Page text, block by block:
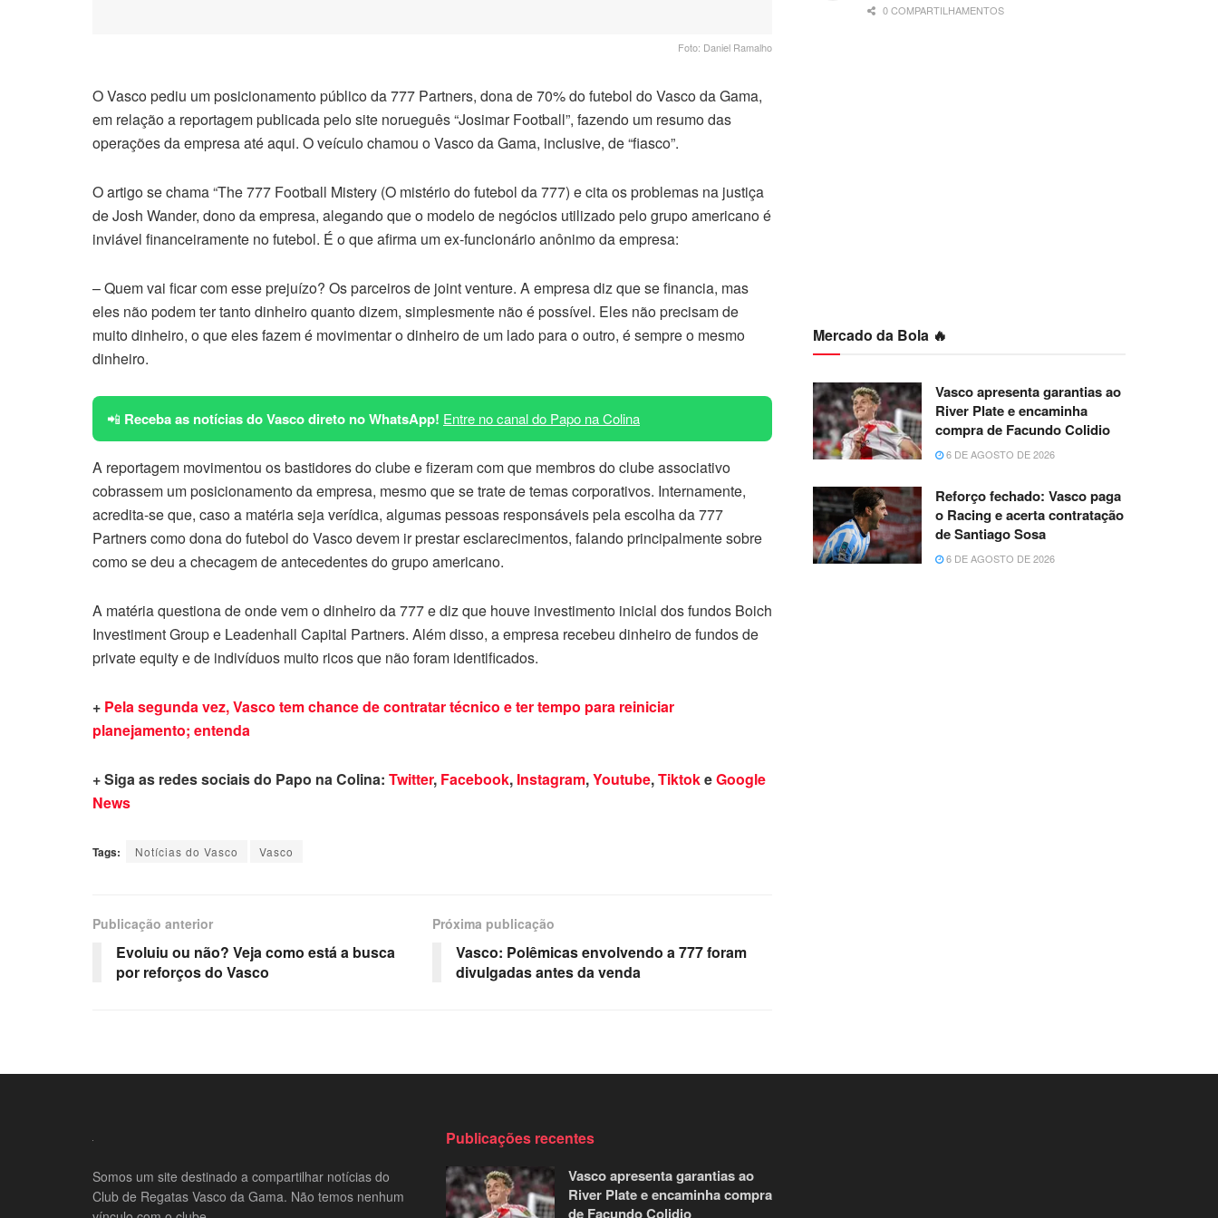
Foto: Daniel Ramalho
O Vasco pediu um posicionamento público da 777 Partners, dona de 70% do futebol do Vasco da Gama,
em relação a reportagem publicada pelo site norueguês “Josimar Football”, fazendo um resumo das
operações da empresa até aqui. O veículo chamou o Vasco da Gama, inclusive, de “fiasco”.
O artigo se chama “The 777 Football Mistery (O mistério do futebol da 777) e cita os problemas na justiça
de Josh Wander, dono da empresa, alegando que o modelo de negócios utilizado pelo grupo americano é
inviável financeiramente no futebol. É o que afirma um ex-funcionário anônimo da empresa:
– Quem vai ficar com esse prejuízo? Os parceiros de joint venture. A empresa diz que se financia, mas
eles não podem ter tanto dinheiro quanto dizem, simplesmente não é possível. Eles não precisam de
muito dinheiro, o que eles fazem é movimentar o dinheiro de um lado para o outro, é sempre o mesmo
dinheiro.
📲 Receba as notícias do Vasco direto no WhatsApp! Entre no canal do Papo na Colina
A reportagem movimentou os bastidores do clube e fizeram com que membros do clube associativo
cobrassem um posicionamento da empresa, mesmo que se trate de temas corporativos. Internamente,
acredita-se que, caso a matéria seja verídica, algumas pessoas responsáveis pela escolha da 777
Partners como dona do futebol do Vasco devem ir prestar esclarecimentos, falando principalmente sobre
como se deu a checagem de antecedentes do grupo americano.
A matéria questiona de onde vem o dinheiro da 777 e diz que houve investimento inicial dos fundos Boich
Investiment Group e Leadenhall Capital Partners. Além disso, a empresa recebeu dinheiro de fundos de
private equity e de indivíduos muito ricos que não foram identificados.
+ Pela segunda vez, Vasco tem chance de contratar técnico e ter tempo para reiniciar
planejamento; entenda
+ Siga as redes sociais do Papo na Colina: Twitter, Facebook, Instagram,Youtube,TiktokeGoogle
News
Tags: Notícias do Vasco Vasco
Publicação anterior
Evoluiu ou não? Veja como está a busca
por reforços do Vasco
Próxima publicação
Vasco: Polêmicas envolvendo a 777 foram
divulgadas antes da venda
0 COMPARTILHAMENTOS
Mercado da Bola 🔥
Vasco apresenta garantias ao
River Plate e encaminha
compra de Facundo Colidio
6 DE AGOSTO DE 2026
Reforço fechado: Vasco paga
o Racing e acerta contratação
de Santiago Sosa
6 DE AGOSTO DE 2026
Somos um site destinado a compartilhar notícias do
Club de Regatas Vasco da Gama. Não temos nenhum
Publicações recentes
Vasco apresenta garantias ao
River Plate e encaminha compra
de Facundo Colidio